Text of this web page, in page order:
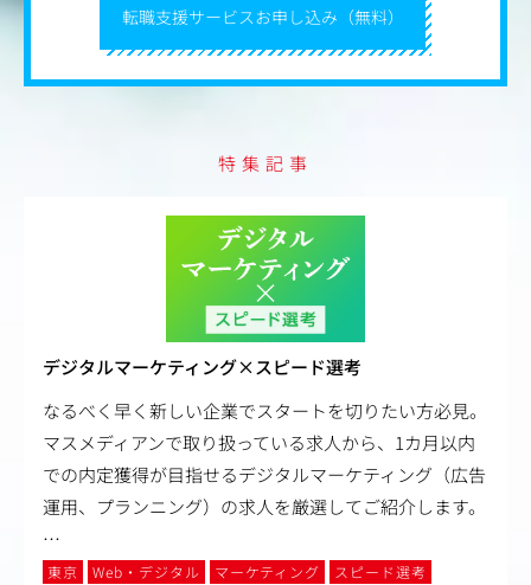
Step 2：マーケティングの視点を養う
アクセス状況の確認・分析、SEO・AIO対策、オウンドメ
ディアの運用、
分析データや「クリニックの現場の声」をもとに、
新たな企画やサイト改善を提案。医師や社内部署との調
プロジェクト全体の管理など、本格的なディレクション業
務へと幅を広げます。
転職支援サービスお申し込み（無料）
特集記事
デジタルマーケティング×スピード選考
なるべく早く新しい企業でスタートを切りたい方必見。
マスメディアンで取り扱っている求人から、1カ月以内
での内定獲得が目指せるデジタルマーケティング（広告
運用、プランニング）の求人を厳選してご紹介します。
…
東京 Web・デジタル マーケティング スピード選考